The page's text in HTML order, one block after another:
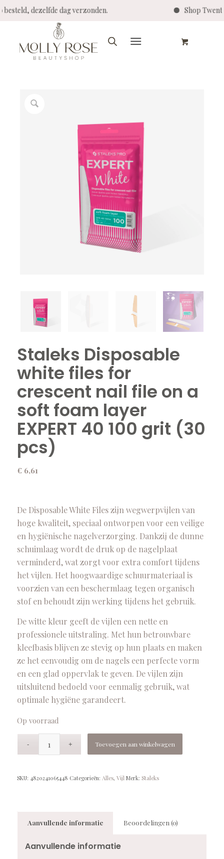
besteld, dezelfde dag verzonden. Shop
Staleks Disposable
white files for
crescent nail file on a
soft foam layer
EXPERT 40 100 grit (30
pcs)
€ 6,61
De Disposable White Files zijn wegwerpvijlen van
hoge kwaliteit, speciaal ontworpen voor een veilige
en hygiënische nagelverzorging. Dankzij de dunne
schuimlaag wordt de druk op de nagelplaat
verminderd, wat zorgt voor extra comfort tijdens
het vijlen. Het hoogwaardige schuurmateriaal is
voorzien van een beschermlaag tegen organisch
stof en behoudt zijn werking tijdens het gebruik.
De witte kleur geeft de vijlen een nette en
professionele uitstraling. Met hun betrouwbare
kleefbasis blijven ze stevig op hun plaats en maken
ze het eenvoudig om de nagels een perfecte vorm
en een glad oppervlak te geven. De vijlen zijn
uitsluitend bedoeld voor eenmalig gebruik, wat
optimale hygiëne garandeert.
Op voorraad
Toevoegen aan winkelwagen
SKU: 4820241065448 Categorieën: Alles, Vijl Merk: Staleks
Aanvullende informatie Beoordelingen (0)
Aanvullende informatie